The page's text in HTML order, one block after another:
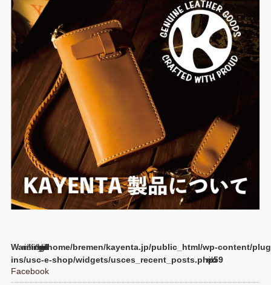
Warning/home/bremen/kayenta.jp/public_html/wp-content/plug
ins/usc-e-shop/widgets/usces_recent_posts.php59
Facebook